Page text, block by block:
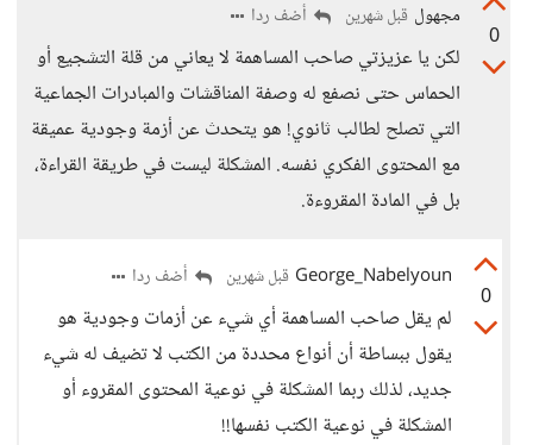
0
مجهول قبل شهرين أضف ردا
لكن يا عزيزتي صاحب المساهمة لا يعاني من قلة التشجيع أو
الحماس حتى نصفع له وصفة المناقشات والمبادرات الجماعية
التي تصلح لطالب ثانوي! هو يتحدث عن أزمة وجودية عميقة
مع المحتوى الفكري نفسه. المشكلة ليست في طريقة القراءة،
بل في المادة المقروءة.
0
George_Nabelyoun قبل شهرين أضف ردا
لم يقل صاحب المساهمة أي شيء عن أزمات وجودية هو
يقول ببساطة أن أنواع محددة من الكتب لا تضيف له شيء
جديد، لذلك ربما المشكلة في نوعية المحتوى المقروء أو
المشكلة في نوعية الكتب نفسها!!